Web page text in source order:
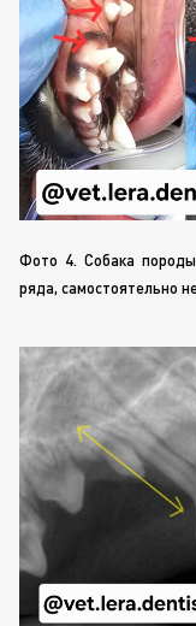
Фото 4. Собака
ряда, самостоятельно